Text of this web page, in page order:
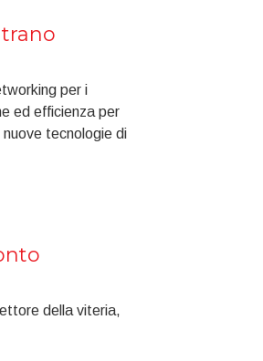
per i
ed efficienza per
tecnologie di
della viteria,